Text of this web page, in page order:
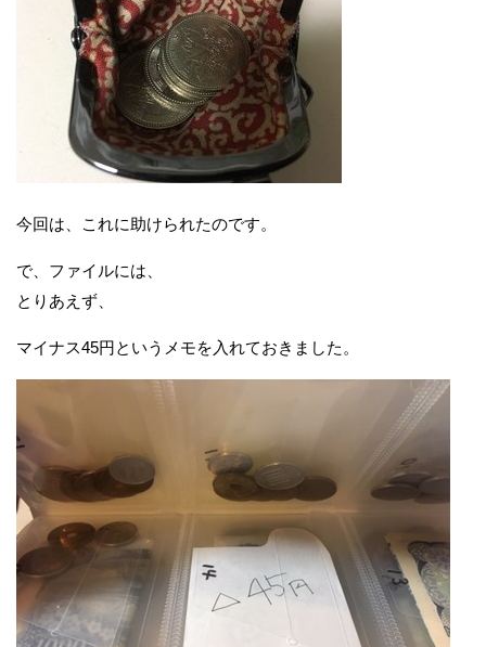
今回は、これに助けられたのです。
で、ファイルには、
とりあえず、
マイナス45円というメモを入れておきました。